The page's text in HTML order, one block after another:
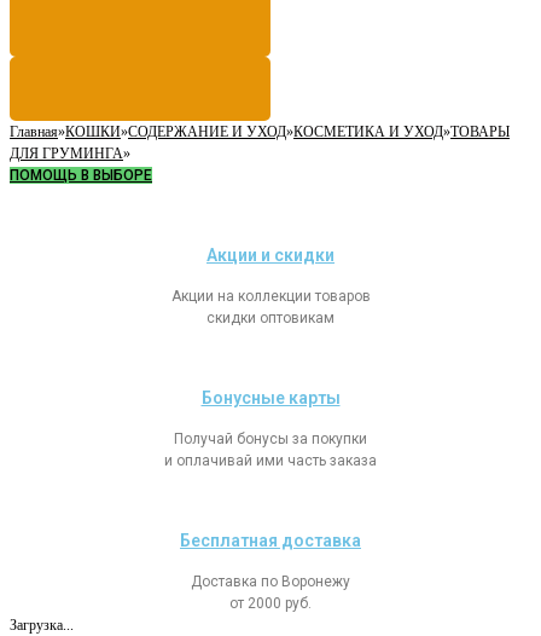
Главная»КОШКИ»СОДЕРЖАНИЕ И УХОД»КОСМЕТИКА И УХОД»ТОВАРЫ
ДЛЯ ГРУМИНГА»
ПОМОЩЬ В ВЫБОРЕ
Акции и скидки
Акции на коллекции товаров
скидки оптовикам
Бонусные карты
Получай бонусы за покупки
и оплачивай ими часть заказа
Бесплатная доставка
Доставка по Воронежу
от 2000 руб.
Загрузка...